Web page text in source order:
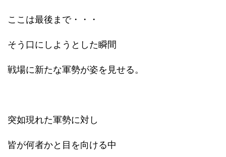
ここは最後まで・・・
そう口にしようとした瞬間
戦場に新たな軍勢が姿を見せる。
突如現れた軍勢に対し
皆が何者かと目を向ける中